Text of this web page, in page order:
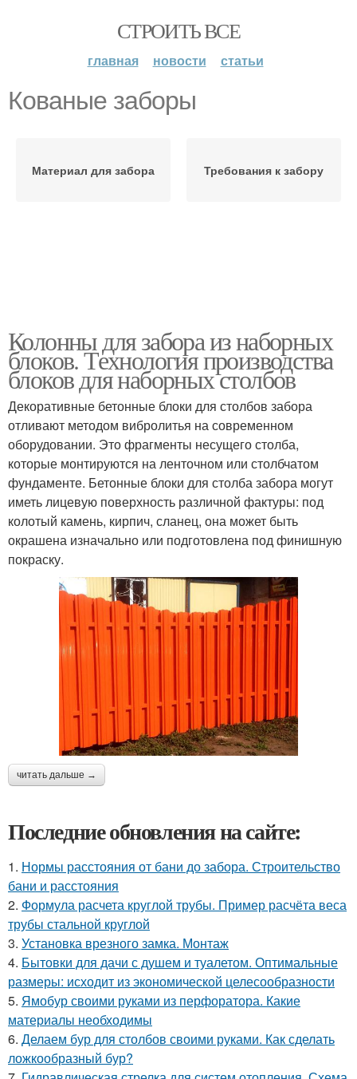
СТРОИТЬ ВСЕ
главная новости статьи
Кованые заборы
Материал для забора Требования к забору
Колонны для забора из наборных
блоков. Технология производства
блоков для наборных столбов
Декоративные бетонные блоки для столбов забора
отливают методом вибролитья на современном
оборудовании. Это фрагменты несущего столба,
которые монтируются на ленточном или столбчатом
фундаменте. Бетонные блоки для столба забора могут
иметь лицевую поверхность различной фактуры: под
колотый камень, кирпич, сланец, она может быть
окрашена изначально или подготовлена под финишную
покраску.
читать дальше →
Последние обновления на сайте:
1. Нормы расстояния от бани до забора. Строительство
бани и расстояния
2. Формула расчета круглой трубы. Пример расчёта веса
трубы стальной круглой
3. Установка врезного замка. Монтаж
4. Бытовки для дачи с душем и туалетом. Оптимальные
размеры: исходит из экономической целесообразности
5. Ямобур своими руками из перфоратора. Какие
материалы необходимы
6. Делаем бур для столбов своими руками. Как сделать
ложкообразный бур?